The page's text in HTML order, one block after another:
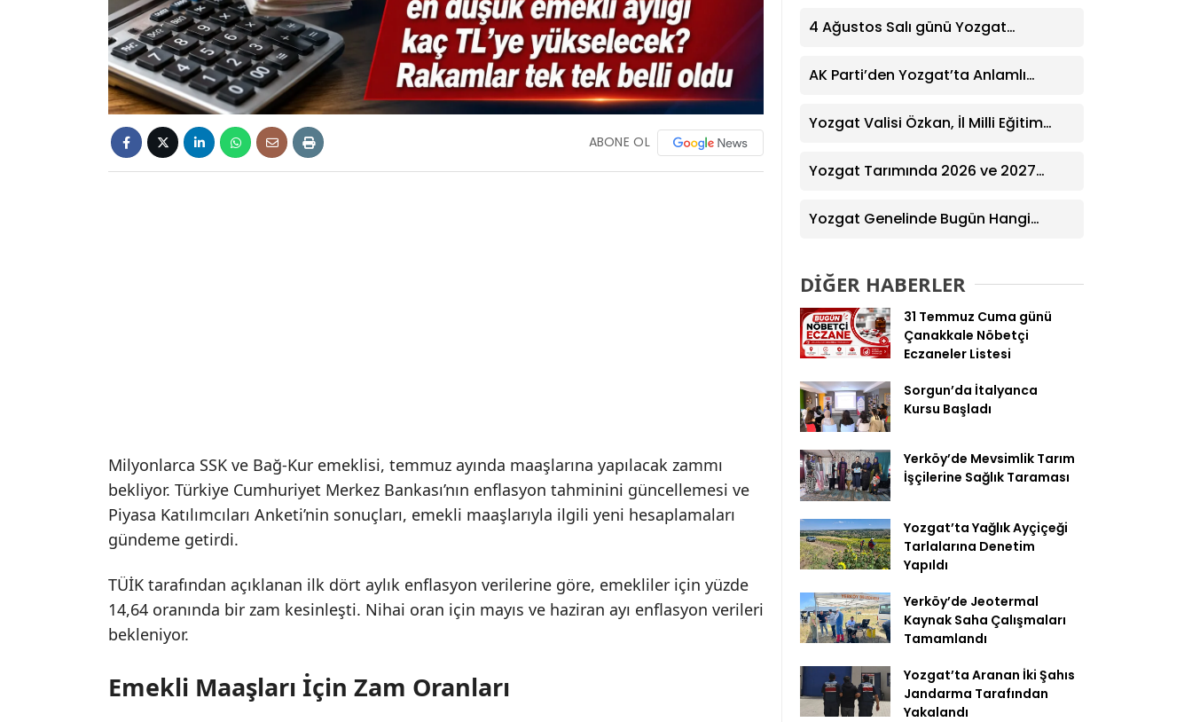
ABONE OL
Milyonlarca SSK ve Bağ-Kur emeklisi, temmuz ayında maaşlarına yapılacak zammı
bekliyor. Türkiye Cumhuriyet Merkez Bankası’nın enflasyon tahminini güncellemesi ve
Piyasa Katılımcıları Anketi’nin sonuçları, emekli maaşlarıyla ilgili yeni hesaplamaları
gündeme getirdi.
TÜİK tarafından açıklanan ilk dört aylık enflasyon verilerine göre, emekliler için yüzde
14,64 oranında bir zam kesinleşti. Nihai oran için mayıs ve haziran ayı enflasyon verileri
bekleniyor.
Emekli Maaşları İçin Zam Oranları
4 Ağustos Salı günü Yozgat
Eczane
AK Parti’den Yozgat’ta Anlamlı
Dernek Üyeleriyle Buluştu
Yozgat Valisi Özkan, İl Milli Eğitim
Yozgat Tarımında 2026 ve 2027
Yozgat Genelinde Bugün Hangi
DİĞER HABERLER
31 Temmuz Cuma günü
Çanakkale Nöbetçi
Eczaneler Listesi
Sorgun’da İtalyanca
Kursu Başladı
Yerköy’de Mevsimlik Tarım
İşçilerine Sağlık Taraması
Yozgat’ta Yağlık Ayçiçeği
Tarlalarına Denetim
Yapıldı
Yerköy’de Jeotermal
Kaynak Saha Çalışmaları
Tamamlandı
Yozgat’ta Aranan İki Şahıs
Jandarma Tarafından
Yakalandı